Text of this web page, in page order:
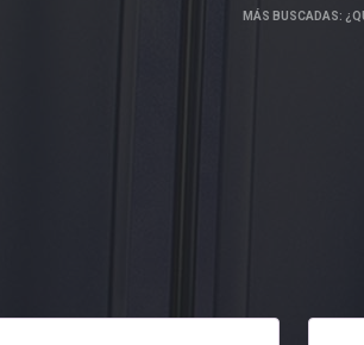
MÁS BUSCADAS: